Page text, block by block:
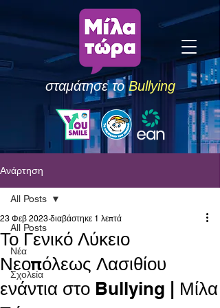
σταμάτησε τοBullying
Ανάρτηση
All Posts
Νέα
Σχολεία
All Posts
Το Γενικό Λύκειο
Νεοπόλεως Λασιθίου
ενάντια στο Bullying | Μίλα
23 Φεβ 2023 διαβάστηκε 1 λεπτά